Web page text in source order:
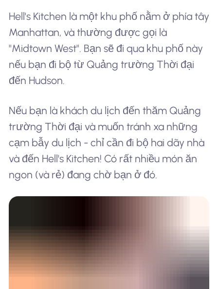
Hell's Kitchen là một khu phố nằm ở phía tây
Manhattan, và thường được gọi là
"Midtown West". Bạn sẽ đi qua khu phố này
nếu bạn đi bộ từ Quảng trường Thời đại
đến Hudson.
Nếu bạn là khách du lịch đến thăm Quảng
trường Thời đại và muốn tránh xa những
cạm bẫy du lịch - chỉ cần đi bộ hai dãy nhà
và đến Hell's Kitchen! Có rất nhiều món ăn
ngon (và rẻ) đang chờ bạn ở đó.